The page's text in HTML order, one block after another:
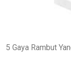
5 Gaya Rambut